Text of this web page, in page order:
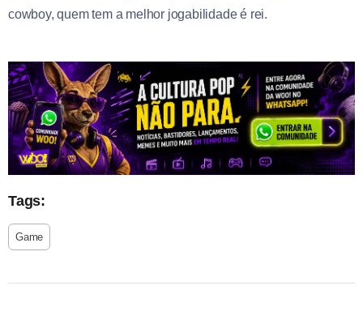
cowboy, quem tem a melhor jogabilidade é rei.
Tags:
Game